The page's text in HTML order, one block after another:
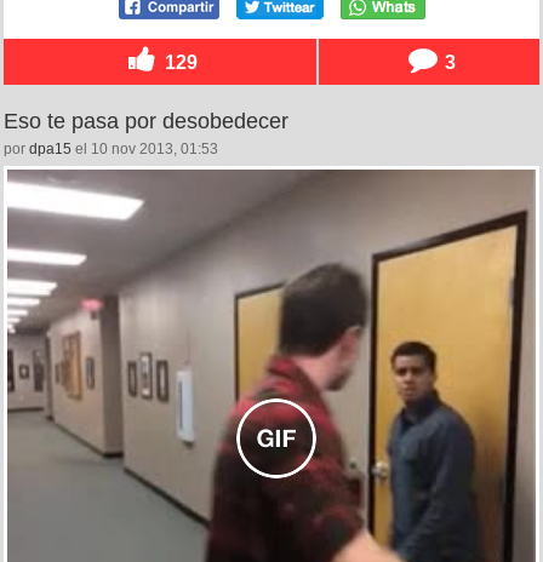
129 3
Eso te pasa por desobedecer
por dpa15 el 10 nov 2013, 01:53